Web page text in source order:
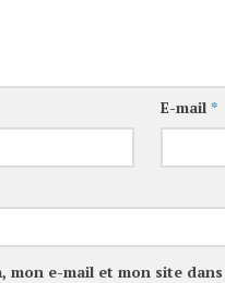
E-mail *
mon e-mail et mon site